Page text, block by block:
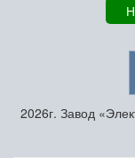
2026г. Завод